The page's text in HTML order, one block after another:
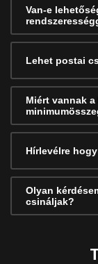
Van-e
Lehet postai
Miért vannak
Hírlevélre
Olyan
csináljak?